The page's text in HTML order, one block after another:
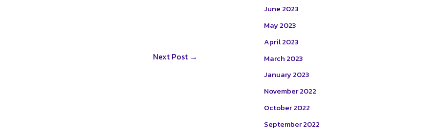
Next Post →
June 2023
May 2023
April 2023
March 2023
January 2023
November 2022
October 2022
September 2022